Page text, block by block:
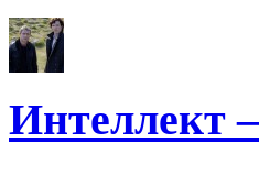
Интеллект